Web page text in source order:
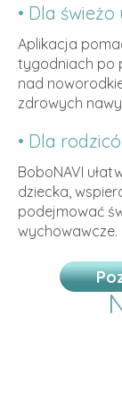
• Dla
Aplikacja
tygodniach po
nad
zdrowych
• Dla
BoboNAVI
dziecka,
podejmować
wychowawcze.